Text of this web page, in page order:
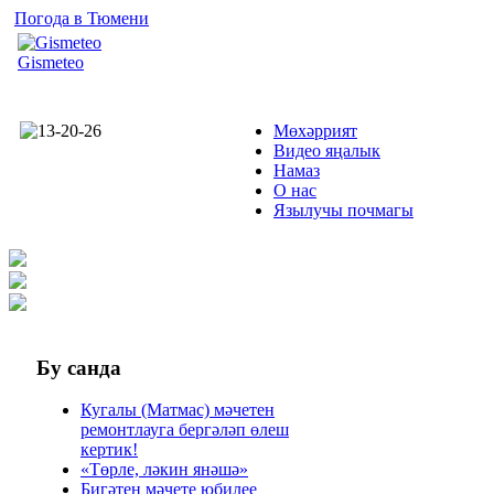
Погода в Тюмени
Gismeteo
Мөхәррият
Видео яңалык
Намаз
О нас
Язылучы почмагы
Бу санда
Кугалы (Матмас) мәчетен
ремонтлауга бергәләп өлеш
кертик!
«Төрле, ләкин янәшә»
Бигәтен мәчете юбилее